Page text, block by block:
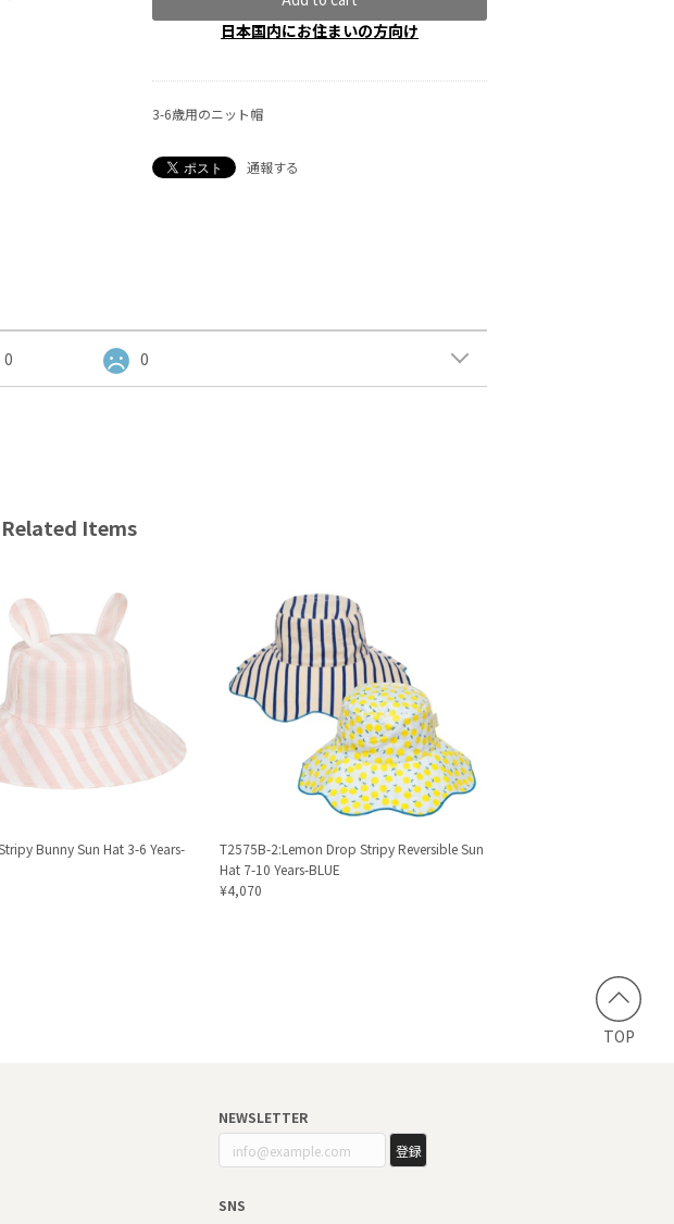
日本国内にお住まいの方向け
3-6歳用のニット帽
通報する
0 0
Related Items
Bunny Sun Hat 3-6 Years-
T2575B-2:Lemon Drop Stripy Reversible Sun
Hat 7-10 Years-BLUE
¥4,070
TOP
NEWSLETTER
登録
SNS